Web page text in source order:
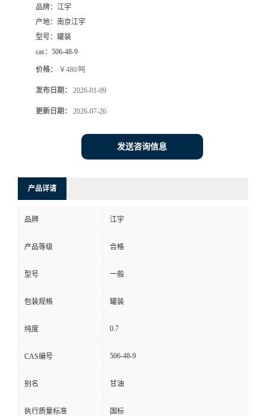
品牌： 江宇
产地： 南京江宇
型号： 罐装
cas： 506-48-9
价格： ￥480/吨
发布日期： 2026-01-09
更新日期： 2026-07-26
发送咨询信息
产品详请
品牌 江宇
产品等级 合格
型号 一般
包装规格 罐装
纯度 0.7
CAS编号 506-48-9
别名 甘油
执行质量标准 国标